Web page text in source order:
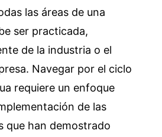
las áreas de una
ser practicada,
de la industria o el
Navegar por el ciclo
requiere un enfoque
de las
que han demostrado